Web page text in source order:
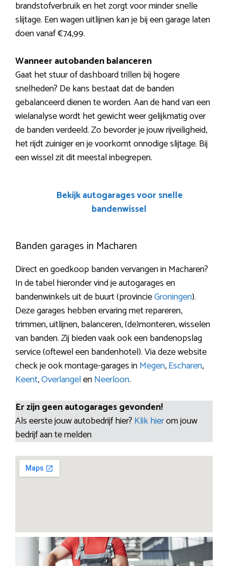
brandstofverbruik en het zorgt voor minder snelle
slijtage. Een wagen uitlijnen kan je bij een garage laten
doen vanaf €74,99.
Wanneer autobanden balanceren
Gaat het stuur of dashboard trillen bij hogere
snelheden? De kans bestaat dat de banden
gebalanceerd dienen te worden. Aan de hand van een
wielanalyse wordt het gewicht weer gelijkmatig over
de banden verdeeld. Zo bevorder je jouw rijveiligheid,
het rijdt zuiniger en je voorkomt onnodige slijtage. Bij
een wissel zit dit meestal inbegrepen.
Bekijk autogarages voor snelle
bandenwissel
Banden garages in Macharen
Direct en goedkoop banden vervangen in Macharen?
In de tabel hieronder vind je autogarages en
bandenwinkels uit de buurt (provincieGroningen).
Deze garages hebben ervaring met repareren,
trimmen, uitlijnen, balanceren, (de)monteren, wisselen
van banden. Zij bieden vaak ook een bandenopslag
service (oftewel een bandenhotel). Via deze website
check je ook montage-garages inMegen,Escharen,
Keent,OverlangelenNeerloon.
Er zijn geen autogarages gevonden!
Als eerste jouw autobedrijf hier? Klik hierom jouw
bedrijf aan te melden